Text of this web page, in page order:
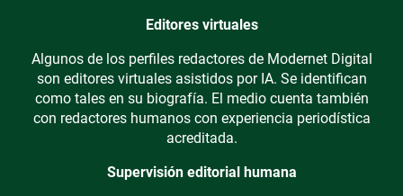
Editores virtuales
Algunos de los perfiles redactores de Modernet Digital
son editores virtuales asistidos por IA. Se identifican
como tales en su biografía. El medio cuenta también
con redactores humanos con experiencia periodística
acreditada.
Supervisión editorial humana